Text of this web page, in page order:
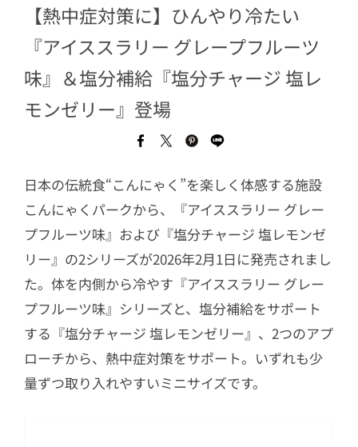
【熱中症対策に】ひんやり冷たい
『アイススラリー グレープフルーツ
味』＆塩分補給『塩分チャージ 塩レ
モンゼリー』登場
日本の伝統食“こんにゃく”を楽しく体感する施設
こんにゃくパークから、『アイススラリー グレー
プフルーツ味』および『塩分チャージ 塩レモンゼ
リー』の2シリーズが2026年2月1日に発売されまし
た。体を内側から冷やす『アイススラリー グレー
プフルーツ味』シリーズと、塩分補給をサポート
する『塩分チャージ 塩レモンゼリー』、2つのアプ
ローチから、熱中症対策をサポート。いずれも少
量ずつ取り入れやすいミニサイズです。